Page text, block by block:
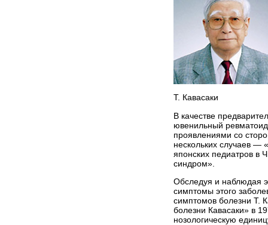
Т. Кавасаки
В качестве
ювенильный
проявлениями со
нескольких случаев —
японских педиатров в
синдром».
Обследуя и наблюдая
симптомы этого
симптомов болезни Т.
болезни Кавасаки» в
нозологическую